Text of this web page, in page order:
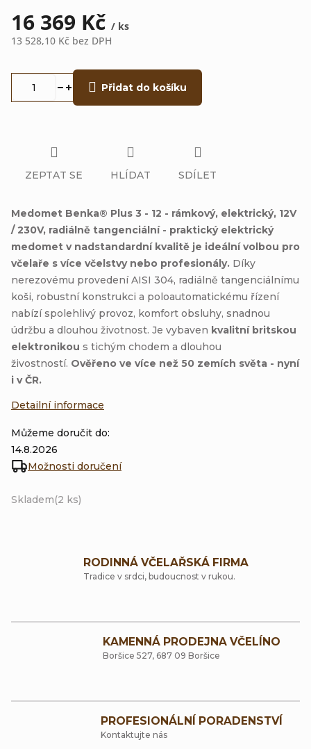
16 369 Kč / ks
13 528,10 Kč bez DPH
Skladem(2 ks)
Můžeme doručit do:
14.8.2026
Možnosti doručení
Přidat do košíku
Medomet Benka® Plus 3 - 12 - rámkový, elektrický, 12V
/ 230V, radiálně tangenciální - praktický elektrický
medomet v nadstandardní kvalitě je ideální volbou pro
včelaře s více včelstvy nebo profesionály. Díky
nerezovému provedení AISI 304, radiálně tangenciálnímu
koši, robustní konstrukci a poloautomatickému řízení
nabízí spolehlivý provoz, komfort obsluhy, snadnou
údržbu a dlouhou životnost. Je vybaven kvalitní britskou
elektronikou s tichým chodem a dlouhou
živostností. Ověřeno ve více než 50 zemích světa - nyní
i v ČR.
Detailní informace
ZEPTAT SE HLÍDAT SDÍLET
RODINNÁ VČELAŘSKÁ FIRMA
Tradice v srdci, budoucnost v rukou.
KAMENNÁ PRODEJNA VČELÍNO
Boršice 527, 687 09 Boršice
PROFESIONÁLNÍ PORADENSTVÍ
Kontaktujte nás